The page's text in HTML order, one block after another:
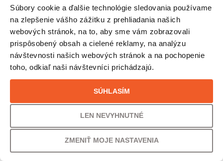
Súbory cookie a ďalšie technológie sledovania používame
na zlepšenie vášho zážitku z prehliadania našich
webových stránok, na to, aby sme vám zobrazovali
prispôsobený obsah a cielené reklamy, na analýzu
návštevnosti našich webových stránok a na pochopenie
toho, odkiaľ naši návštevníci prichádzajú.
SÚHLASÍM
LEN NEVYHNUTNÉ
ZMENIŤ MOJE NASTAVENIA
X-BIONIC COREFUSION RIDE CYKLISTICKÝ DRES
– PÁNSKE
VEĽKOSŤ
160,00€
UŠETRÍTE
25% /40,00€
VAŠA CENA